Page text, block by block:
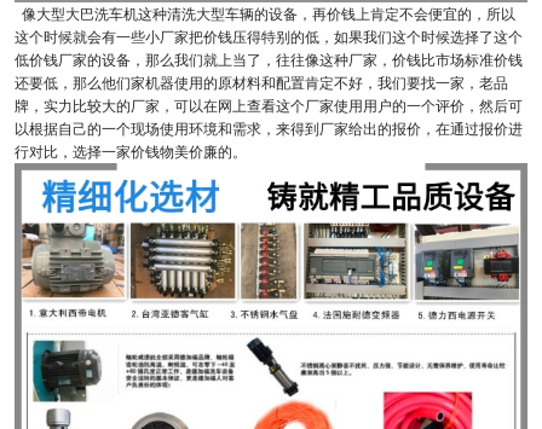
像大型大巴洗车机这种清洗大型车辆的设备，再价钱上肯定不会便宜的，所以
这个时候就会有一些小厂家把价钱压得特别的低，如果我们这个时候选择了这个
低价钱厂家的设备，那么我们就上当了，往往像这种厂家，价钱比市场标准价钱
还要低，那么他们家机器使用的原材料和配置肯定不好，我们要找一家，老品
牌，实力比较大的厂家，可以在网上查看这个厂家使用用户的一个评价，然后可
以根据自己的一个现场使用环境和需求，来得到厂家给出的报价，在通过报价进
行对比，选择一家价钱物美价廉的。